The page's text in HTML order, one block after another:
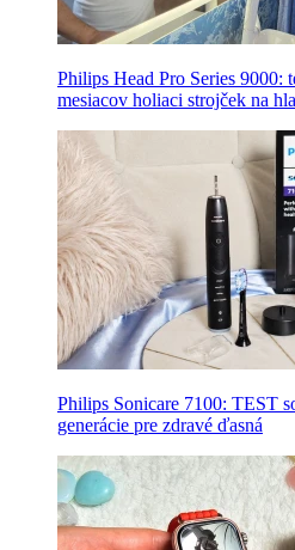
Philips Head Pro Series 9000:
mesiacov holiaci strojček na
Philips Sonicare 7100: TEST
generácie pre zdravé ďasná